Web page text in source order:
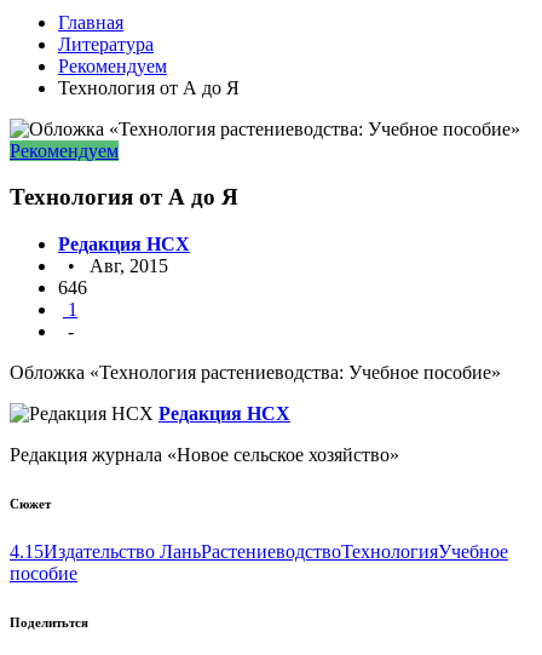
Главная
Литература
Рекомендуем
Технология от А до Я
Рекомендуем
Технология от А до Я
Редакция НСХ
• Авг, 2015
646
1
-
Обложка «Технология растениеводства: Учебное пособие»
Редакция НСХ
Редакция журнала «Новое сельское хозяйство»
Сюжет
4.15Издательство ЛаньРастениеводствоТехнологияУчебное
пособие
Поделитьтся